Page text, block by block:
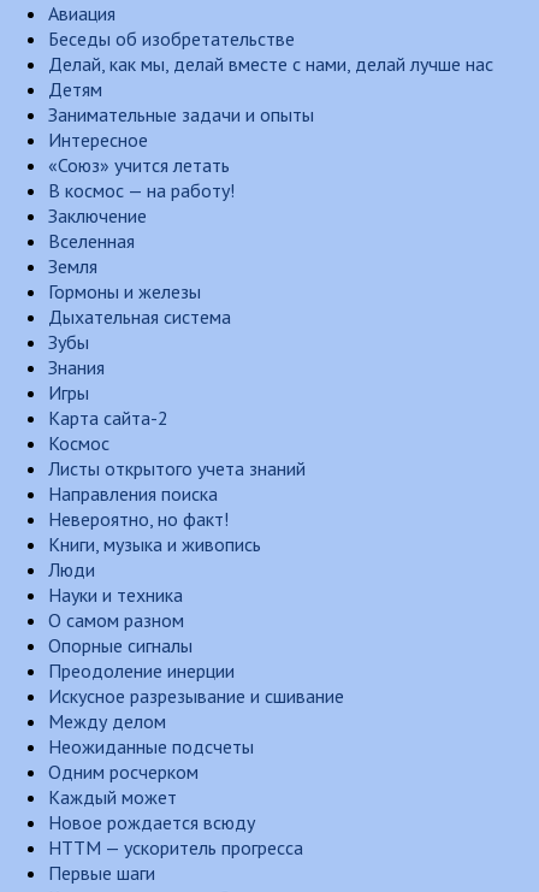
Авиация
Беседы об изобретательстве
Делай, как мы, делай вместе с нами, делай лучше нас
Детям
Занимательные задачи и опыты
Интересное
«Союз» учится летать
В космос — на работу!
Заключение
Вселенная
Земля
Гормоны и железы
Дыхательная система
Зубы
Знания
Игры
Карта сайта-2
Космос
Листы открытого учета знаний
Направления поиска
Невероятно, но факт!
Книги, музыка и живопись
Люди
Науки и техника
О самом разном
Опорные сигналы
Преодоление инерции
Искусное разрезывание и сшивание
Между делом
Неожиданные подсчеты
Одним росчерком
Каждый может
Новое рождается всюду
НТТМ — ускоритель прогресса
Первые шаги